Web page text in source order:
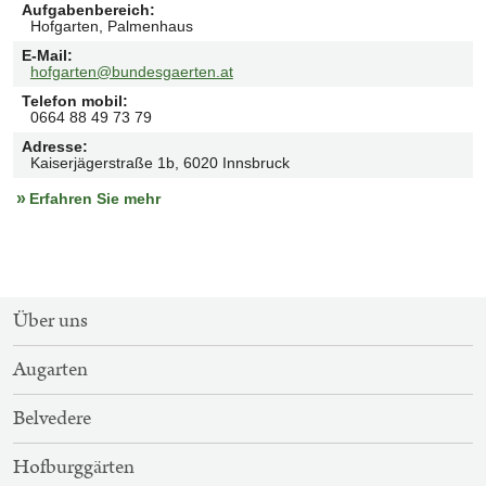
Aufgabenbereich:
Hofgarten, Palmenhaus
E-Mail:
hofgarten@bundesgaerten.at
Telefon mobil:
0664 88 49 73 79
Adresse:
Kaiserjägerstraße 1b, 6020 Innsbruck
Erfahren Sie mehr
SITEMAP-
NAVIGATION
Über uns
Augarten
Belvedere
Hofburggärten